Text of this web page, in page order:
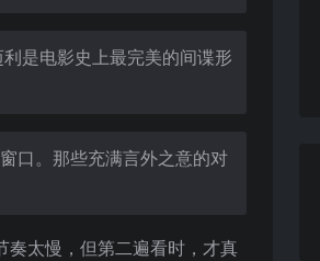
是电影史上最完美的间谍形
口。那些充满言外之意的对
奏太慢，但第二遍看时，才真